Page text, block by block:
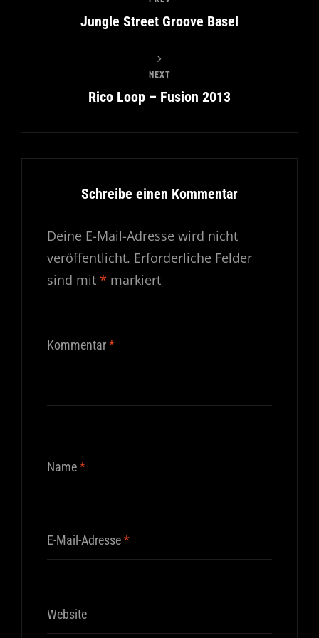
Jungle Street Groove Basel
NEXT
Rico Loop – Fusion 2013
Schreibe einen Kommentar
Deine E-Mail-Adresse wird nicht
veröffentlicht. Erforderliche Felder
sind mit * markiert
Kommentar*
Name*
E-Mail-Adresse*
Website